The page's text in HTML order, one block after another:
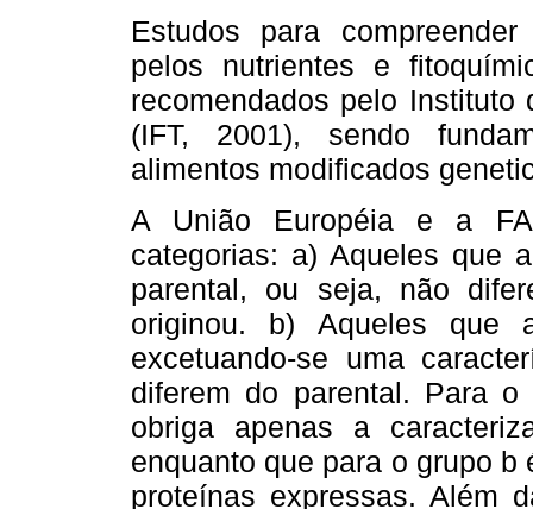
Estudos para
pelos nutrientes e
recomendados pelo Instituto
(IFT, 2001), sendo
alimentos modificados
A União Européia e a
categorias: a) Aqueles que
parental, ou seja, não
originou. b) Aqueles que
excetuando-se uma
diferem do parental. Para
obriga apenas a
enquanto que para o grupo
proteínas expressas. Além